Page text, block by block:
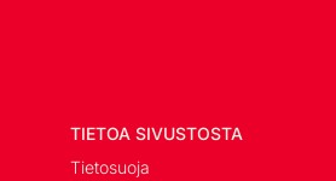
TIETOA SIVUSTOSTA
Tietosuoja